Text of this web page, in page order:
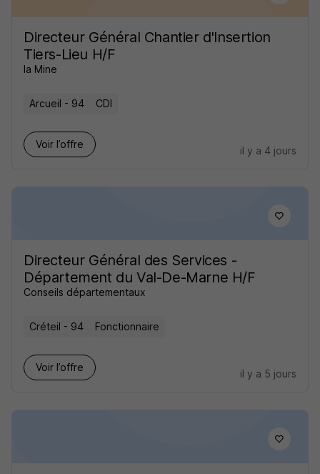
Directeur Général Chantier d'Insertion
Tiers-Lieu H/F
la Mine
Arcueil - 94 CDI
Voir l’offre
il y a 4 jours
Directeur Général des Services -
Département du Val-De-Marne H/F
Conseils départementaux
Créteil - 94 Fonctionnaire
Voir l’offre
il y a 5 jours